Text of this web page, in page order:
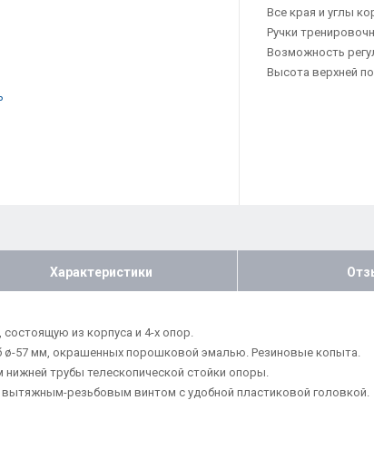
Все края и углы
Ручки
Возможность
Высота верхней
Характеристики
из корпуса и 4-х опор.
ø-57 мм, окрашенных порошковой эмалью. Резиновые копыта.
трубы телескопической стойки опоры.
резьбовым винтом с удобной пластиковой головкой.